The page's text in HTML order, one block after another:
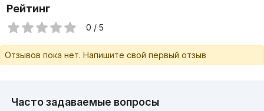
Рейтинг
0 / 5
Отзывов пока нет. Напишите свой первый отзыв
Часто задаваемые вопросы